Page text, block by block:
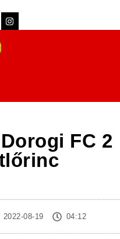
FC 2
2022-08-19 04:12